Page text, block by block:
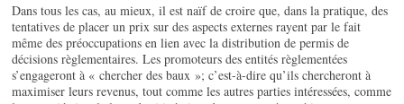
Dans tous les cas, au mieux, il est naïf de croire que, dans la pratique, des
tentatives de placer un prix sur des aspects externes rayent par le fait
même des préoccupations en lien avec la distribution de permis de
décisions règlementaires. Les promoteurs des entités règlementées
s’engageront à « chercher des baux »; c’est-à-dire qu’ils chercheront à
maximiser leurs revenus, tout comme les autres parties intéressées, comme